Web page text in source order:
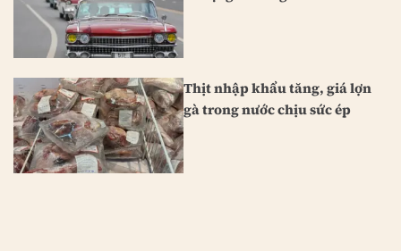
Thịt nhập khẩu tăng, giá lợn
gà trong nước chịu sức ép